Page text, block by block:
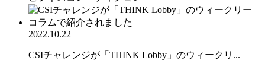
2022.10.22
CSIチャレンジが「THINK Lobby」のウィークリ...